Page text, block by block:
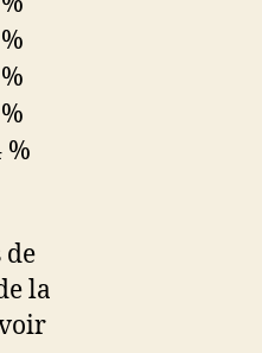
%
de
la